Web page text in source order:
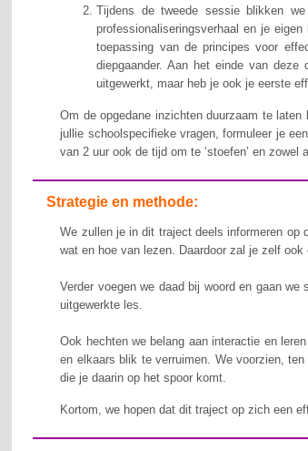
Tijdens de tweede sessie blikken
professionaliseringsverhaal en je
toepassing van de principes voor
diepgaander. Aan het einde van
uitgewerkt, maar heb je ook je eerste
Om de opgedane inzichten duurzaam te
jullie schoolspecifieke vragen, formuleer je
van 2 uur ook de tijd om te ‘stoefen’ en
Strategie en methode:
We zullen je in dit traject deels informeren op
wat en hoe van lezen. Daardoor zal je zelf
Verder voegen we daad bij woord en gaan
uitgewerkte les.
Ook hechten we belang aan interactie en
en elkaars blik te verruimen. We voorzien,
die je daarin op het spoor komt.
Kortom, we hopen dat dit traject op zich een